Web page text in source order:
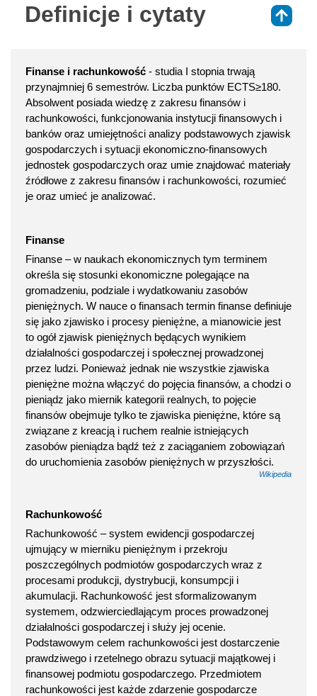
Definicje i cytaty
Finanse i rachunkowość - studia I stopnia trwają
przynajmniej 6 semestrów. Liczba punktów ECTS≥180.
Absolwent posiada wiedzę z zakresu finansów i
rachunkowości, funkcjonowania instytucji finansowych i
banków oraz umiejętności analizy podstawowych zjawisk
gospodarczych i sytuacji ekonomiczno-finansowych
jednostek gospodarczych oraz umie znajdować materiały
źródłowe z zakresu finansów i rachunkowości, rozumieć
je oraz umieć je analizować.
Finanse
Finanse – w naukach ekonomicznych tym terminem
określa się stosunki ekonomiczne polegające na
gromadzeniu, podziale i wydatkowaniu zasobów
pieniężnych. W nauce o finansach termin finanse definiuje
się jako zjawisko i procesy pieniężne, a mianowicie jest
to ogół zjawisk pieniężnych będących wynikiem
działalności gospodarczej i społecznej prowadzonej
przez ludzi. Ponieważ jednak nie wszystkie zjawiska
pieniężne można włączyć do pojęcia finansów, a chodzi o
pieniądz jako miernik kategorii realnych, to pojęcie
finansów obejmuje tylko te zjawiska pieniężne, które są
związane z kreacją i ruchem realnie istniejących
zasobów pieniądza bądź też z zaciąganiem zobowiązań
do uruchomienia zasobów pieniężnych w przyszłości.
Wikipedia
Rachunkowość
Rachunkowość – system ewidencji gospodarczej
ujmujący w mierniku pieniężnym i przekroju
poszczególnych podmiotów gospodarczych wraz z
procesami produkcji, dystrybucji, konsumpcji i
akumulacji. Rachunkowość jest sformalizowanym
systemem, odzwierciedlającym proces prowadzonej
działalności gospodarczej i służy jej ocenie.
Podstawowym celem rachunkowości jest dostarczenie
prawdziwego i rzetelnego obrazu sytuacji majątkowej i
finansowej podmiotu gospodarczego. Przedmiotem
rachunkowości jest każde zdarzenie gospodarcze